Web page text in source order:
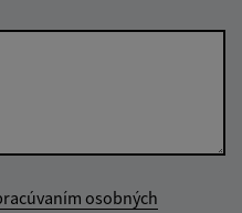
osobných